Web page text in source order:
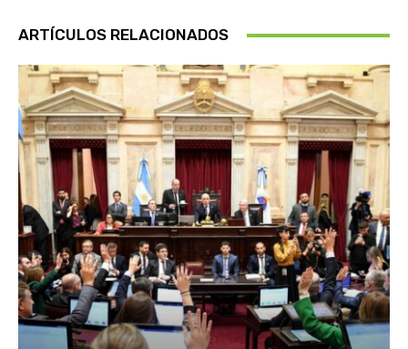
ARTÍCULOS RELACIONADOS